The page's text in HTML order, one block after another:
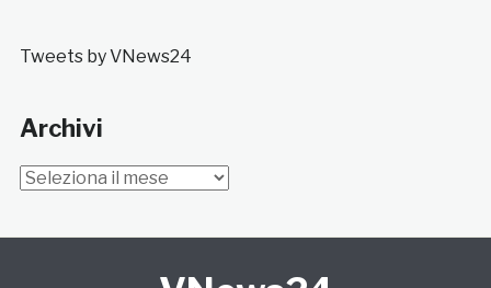
Tweets by VNews24
Archivi
Archivi